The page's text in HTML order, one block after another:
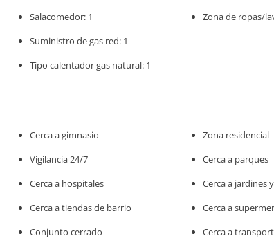
Salacomedor: 1
Suministro de gas red: 1
Tipo calentador gas natural: 1
Zona de ropas/
Cerca a gimnasio
Vigilancia 24/7
Cerca a hospitales
Cerca a tiendas de barrio
Conjunto cerrado
Zona residencial
Cerca a parques
Cerca a jardines
Cerca a
Cerca a